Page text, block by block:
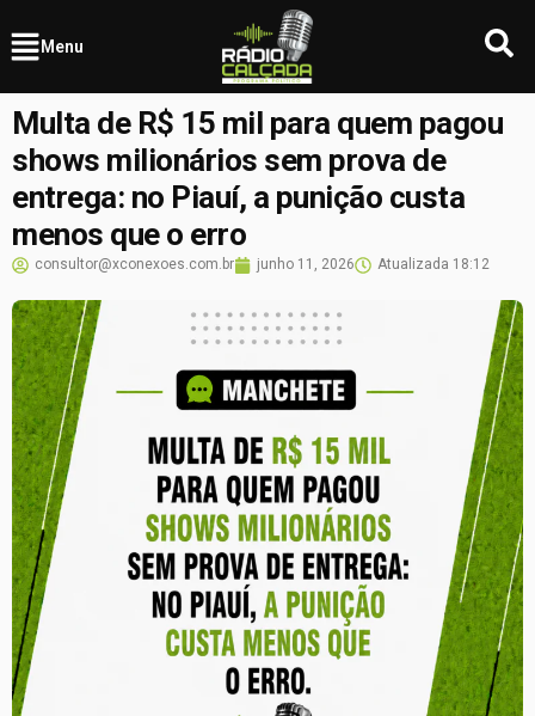
Menu
Multa de R$ 15 mil para quem pagou
shows milionários sem prova de
entrega: no Piauí, a punição custa
menos que o erro
consultor@xconexoes.com.br junho 11, 2026 Atualizada 18:12